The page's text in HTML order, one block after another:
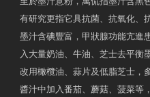
有研究更指它具抗菌、抗氧化、
墨汁含碘豐富，甲狀腺功能亢進
入大量奶油、牛油、芝士去平衡
改用橄欖油、蒜片及低脂芝士，
醬汁中加入番茄、蘑菇、菠菜等